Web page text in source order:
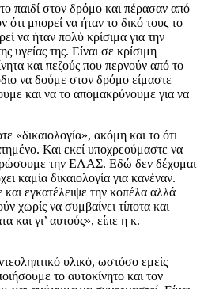
παιδί στον δρόμο και πέρασαν από
ότι μπορεί να ήταν το δικό τους το
να ήταν πολύ κρίσιμα για την
υγείας της. Είναι σε κρίσιμη
και πεζούς που περνούν από το
να δούμε στον δρόμο είμαστε
και να το απομακρύνουμε για να
«δικαιολογία», ακόμη και το ότι
Και εκεί υποχρεούμαστε να
την ΕΛΑΣ. Εδώ δεν δέχομαι
καμία δικαιολογία για κανέναν.
εγκατέλειψε την κοπέλα αλλά
χωρίς να συμβαίνει τίποτα και
και γι’ αυτούς», είπε η κ.
υλικό, ωστόσο εμείς
το αυτοκίνητο και τον